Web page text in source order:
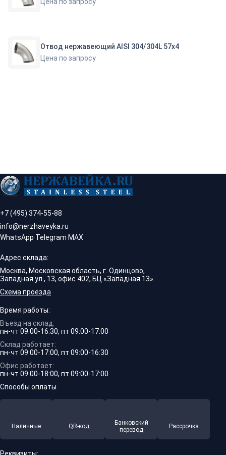
Отвод нержавеющий AISI 304/304L 57х4
Цена по запросу
+7 (495) 374-55-88
info@nerzhaveyka.ru
WhatsApp·Telegram·MAX
Адрес склада:
Москва, Московская область, г. Одинцово,
Западная ул., 13, офис 402, БЦ «Западная 13».
Схема проезда
Время работы:
Въезд на склад:
пн-чт 09:00-16:30, пт 09:00-17:00
Склад работает:
пн-чт 09:00-17:00, пт 09:00-16:30
Офис работает:
пн-чт 09:00-18:00, пт 09:00-17:00
Способы оплаты
Наличные QR-код
Банковский
перевод
Рассрочка